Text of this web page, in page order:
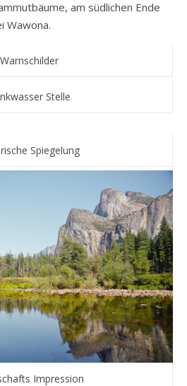
am südlichen Ende
Wawona.
Warnschilder
Stelle
Spiegelung
Impression